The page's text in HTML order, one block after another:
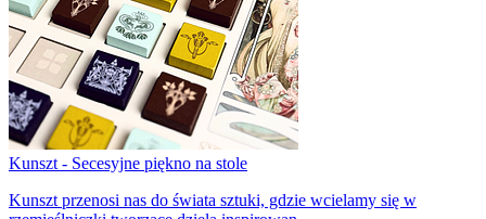
Kunszt - Secesyjne piękno na stole
Kunszt przenosi nas do świata sztuki, gdzie wcielamy się w